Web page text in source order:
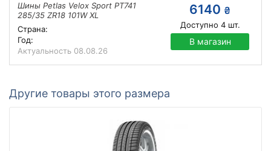
Шины Petlas Velox Sport PT741
285/35 ZR18 101W XL
Страна:
Год:
Актуальность 08.08.26
6140 ₴
Доступно 4шт.
В магазин
Другие товары этого размера